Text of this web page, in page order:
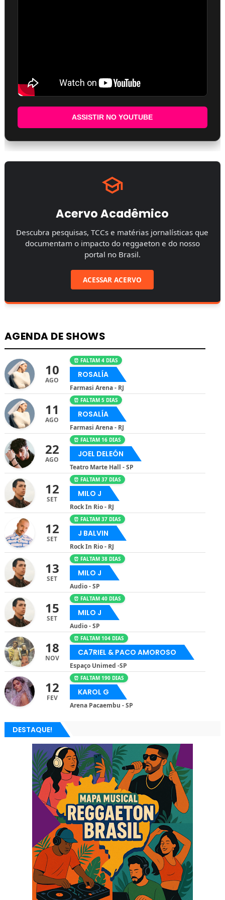
ASSISTIR NO YOUTUBE
Acervo Acadêmico
Descubra pesquisas, TCCs e matérias jornalísticas que
documentam o impacto do reggaeton e do nosso
portal no Brasil.
ACESSAR ACERVO
AGENDA DE SHOWS
10
AGO
⏰ FALTAM 4 DIAS
ROSALÍA
Farmasi Arena - RJ
11
AGO
⏰ FALTAM 5 DIAS
ROSALÍA
Farmasi Arena - RJ
22
AGO
⏰ FALTAM 16 DIAS
JOEL DELEÓN
Teatro Marte Hall - SP
12
SET
⏰ FALTAM 37 DIAS
MILO J
Rock In Rio - RJ
12
SET
⏰ FALTAM 37 DIAS
J BALVIN
Rock In Rio - RJ
13
SET
⏰ FALTAM 38 DIAS
MILO J
Audio - SP
15
SET
⏰ FALTAM 40 DIAS
MILO J
Audio - SP
18
NOV
⏰ FALTAM 104 DIAS
CA7RIEL & PACO AMOROSO
Espaço Unimed -SP
12
FEV
⏰ FALTAM 190 DIAS
KAROL G
Arena Pacaembu - SP
DESTAQUE!